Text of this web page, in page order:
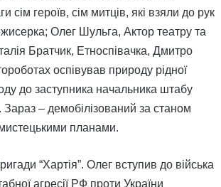
сім героїв, сім митців, які взяли до рук
Олег Шульга, Актор театру та
Братчик, Етноспівачка, Дмитро
оспівував природу рідної
до заступника начальника штабу
– демобілізований за станом
планами.
“Хартія”. Олег вступив до війська
агресії РФ проти України